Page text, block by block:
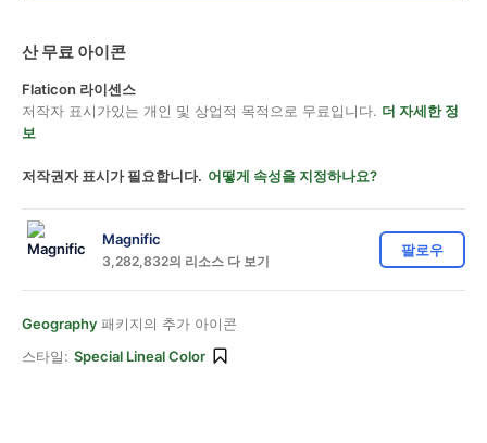
산 무료 아이콘
Flaticon 라이센스
저작자 표시가있는 개인 및 상업적 목적으로 무료입니다. 더 자세한 정
보
저작권자 표시가 필요합니다. 어떻게 속성을 지정하나요?
Magnific
3,282,832의 리소스 다 보기
팔로우
Geography 패키지의 추가 아이콘
스타일: Special Lineal Color